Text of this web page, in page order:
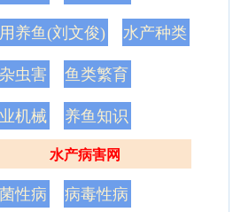
养鱼(刘文俊) 水产种类
虫害 鱼类繁育
机械 养鱼知识
水产病害网
性病 病毒性病